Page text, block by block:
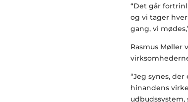
“Det går
og vi tager
gang, vi
Rasmus
“Jeg synes,
hinandens